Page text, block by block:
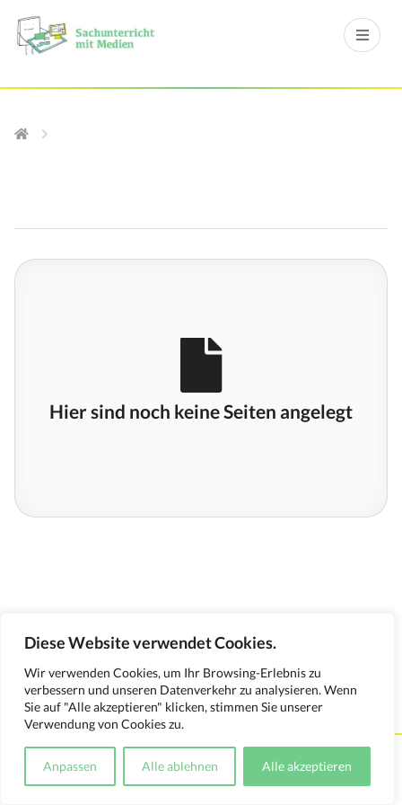
Diese Website verwendet Cookies.
Wir verwenden Cookies, um Ihr Browsing-Erlebnis zu
verbessern und unseren Datenverkehr zu analysieren. Wenn
Sie auf "Alle akzeptieren" klicken, stimmen Sie unserer
Verwendung von Cookies zu.
Anpassen Alle ablehnen Alle akzeptieren
Hier sind noch keine Seiten angelegt
Kontakt Impressum Datenschutzerklärung
Medienverwendungsnachweis